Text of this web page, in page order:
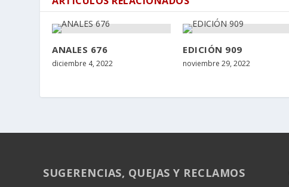
ANALES 676
diciembre 4, 2022
EDICIÓN 909
noviembre 29, 2022
SUGERENCIAS, QUEJAS Y RECLAMOS